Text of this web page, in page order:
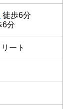
徒歩6分
6分
ート